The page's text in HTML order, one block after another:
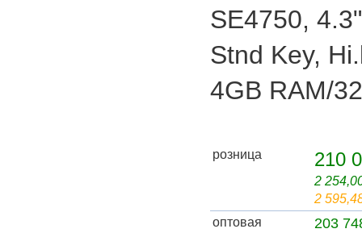
SE4750,
Stnd Key,
4GB RAM/
розница 210
2
2
оптовая
203